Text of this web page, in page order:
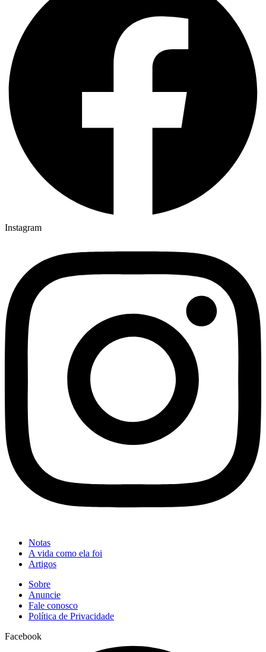
Instagram
Notas
A vida como ela foi
Artigos
Sobre
Anuncie
Fale conosco
Política de Privacidade
Facebook